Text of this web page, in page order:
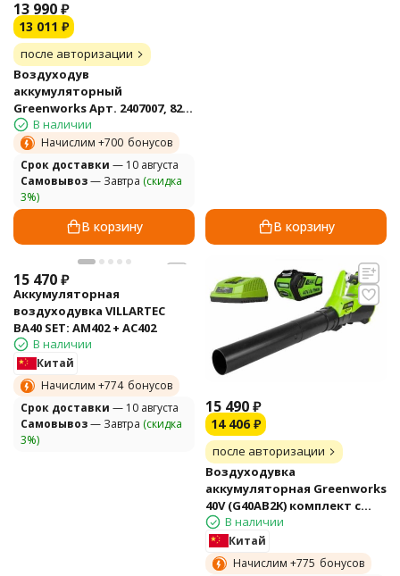
13 990₽
13 011 ₽
после авторизации
Воздуходув
аккумуляторный
Greenworks Арт. 2407007, 82V,
бесщеточный, без АКБ и ЗУ
В наличии
Начислим +700 бонусов
Cрок доставки — 10 августа
Самовывоз— Завтра (скидка
3%)
В корзину В корзину
15 470₽
Аккумуляторная
воздуходувка VILLARTEC
BA40 SET: AM402 + AC402
В наличии
Китай
Начислим +774 бонусов
Cрок доставки — 10 августа
Самовывоз— Завтра (скидка
3%)
15 490₽
14 406 ₽
после авторизации
Воздуходувка
аккумуляторная Greenworks
40V (G40AB2K) комплект с
АКБ и ЗУ
В наличии
Китай
Начислим +775 бонусов